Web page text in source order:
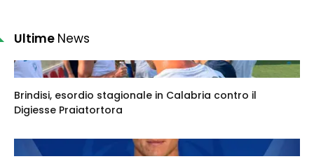
Ultime News
Brindisi, esordio stagionale in Calabria contro il
Digiesse Praiatortora